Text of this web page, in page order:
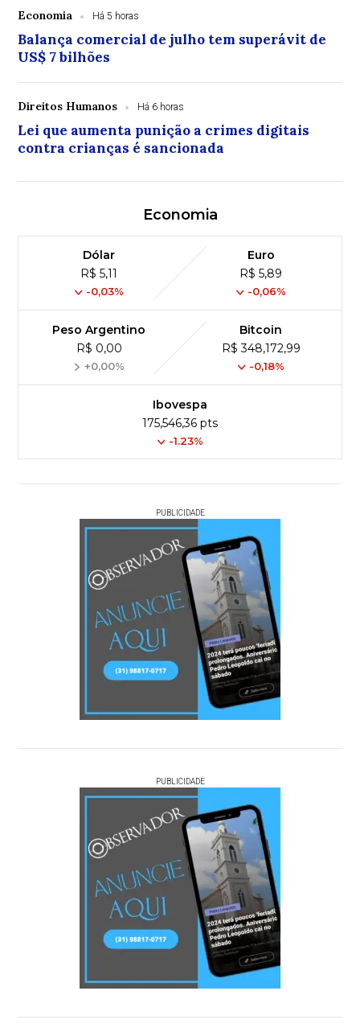
Economia Há 5 horas
Balança comercial de julho tem superávit de
US$ 7 bilhões
Direitos Humanos Há 6 horas
Lei que aumenta punição a crimes digitais
contra crianças é sancionada
Economia
Dólar
R$ 5,11
-0,03%
Euro
R$ 5,89
-0,06%
Peso Argentino
R$ 0,00
+0,00%
Bitcoin
R$ 348,172,99
-0,18%
Ibovespa
175,546,36 pts
-1.23%
PUBLICIDADE
PUBLICIDADE